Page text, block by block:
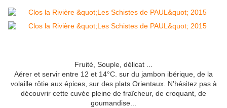
Fruité, Souple, délicat ...
Aérer et servir entre 12 et 14°C. sur du jambon ibérique, de la
volaille rôtie aux épices, sur des plats Orientaux. N'hésitez pas à
découvrir cette cuvée pleine de fraîcheur, de croquant, de
goumandise...